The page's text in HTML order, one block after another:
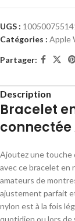
UGS :
Catégories : Apple
Partager:
Description
Bracelet
connectée
Ajoutez une touche
avec ce bracelet en
amateurs de
ajustement parfait
nylon est à la fois